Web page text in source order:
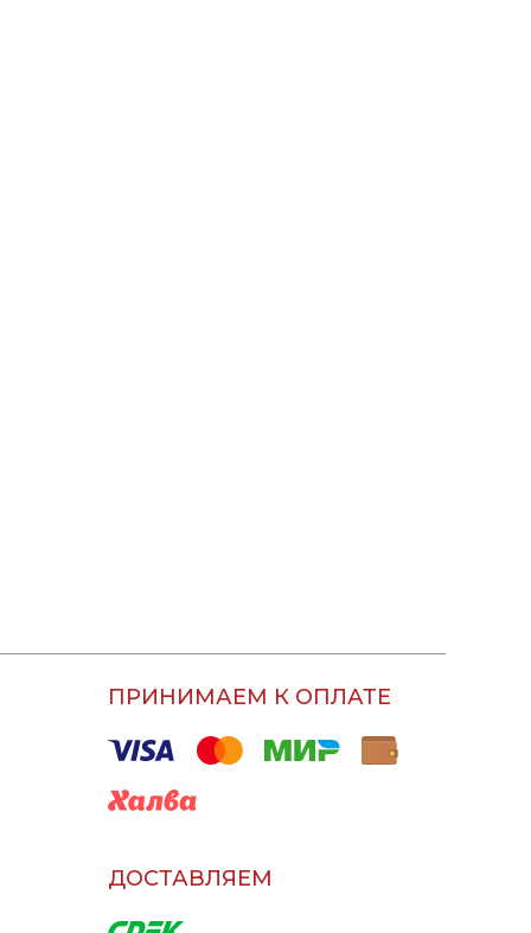
ПРИНИМАЕМ К ОПЛАТЕ
ДОСТАВЛЯЕМ